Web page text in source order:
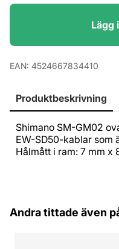
Lägg
EAN: 4524667834410
Produktbeskrivning
Shimano SM-GM02
EW-SD50-kablar som
Hålmått i ram: 7 mm x
Andra tittade även